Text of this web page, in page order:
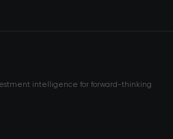
intelligence for forward-thinking